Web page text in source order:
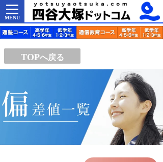
MENU
TOPへ戻る